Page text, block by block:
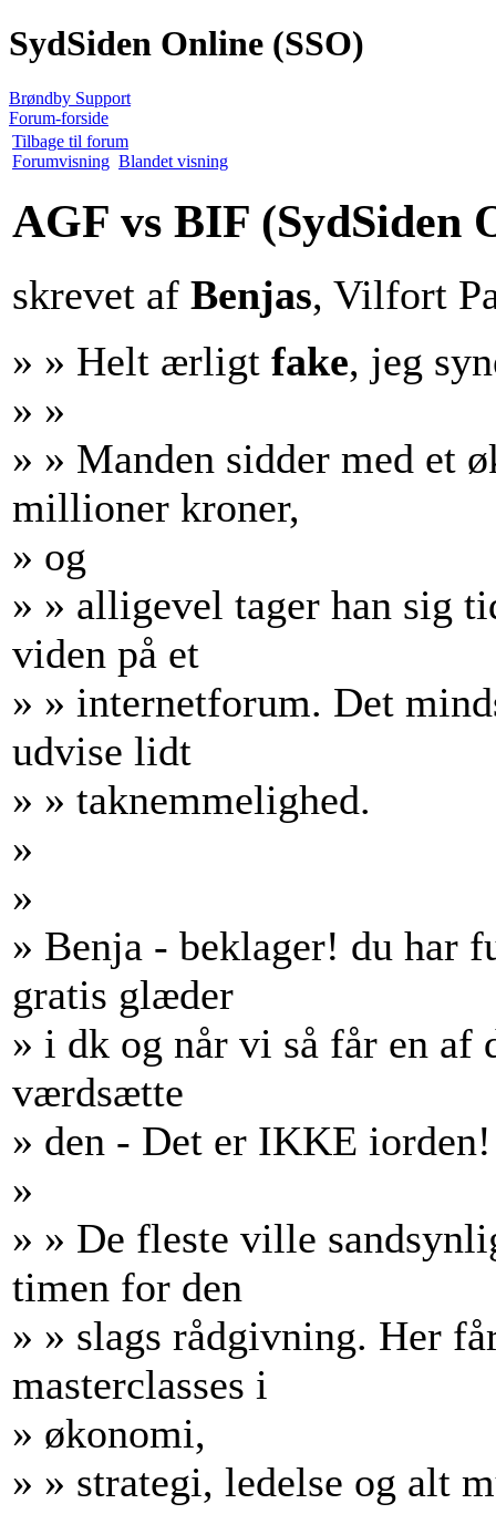
SydSiden Online (SSO)
Brøndby Support
Forum-forside
Tilbage til forum
Forumvisning Blandet visning
AGF vs BIF (SydSiden
skrevet af Benjas, Vilfort
» » Helt ærligt fake, jeg
» »
» » Manden sidder med et
millioner kroner,
» og
» » alligevel tager han sig
viden på et
» » internetforum. Det
udvise lidt
» » taknemmelighed.
»
»
» Benja - beklager! du har
gratis glæder
» i dk og når vi så får en af
værdsætte
» den - Det er IKKE iorden!
»
» » De fleste ville
timen for den
» » slags rådgivning. Her
masterclasses i
» økonomi,
» » strategi, ledelse og alt